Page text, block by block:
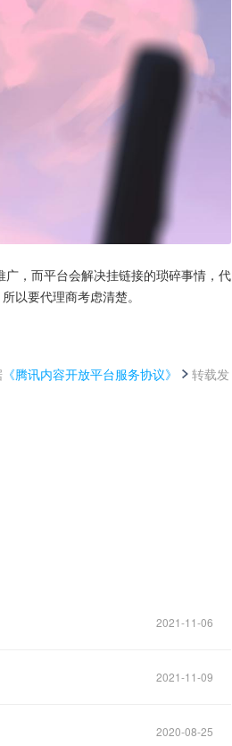
，而平台会解决挂链接的琐碎事情，代
以要代理商考虑清楚。
《腾讯内容开放平台服务协议》
转载发
2021-11-06
2021-11-09
2020-08-25